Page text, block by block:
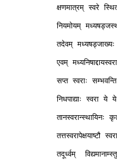
क्षणमात्रम् स्वरे
नियमोयम्
तदेवम् मध्यषड्जाख्यः
एवम्
सप्त स्वराः सम्भवन्ति
निधपाद्याः स्वरा ये
तानस्वरान्स्थायिनः कृत्व
तत्तस्वरापेक्षयाष्टौ
तदूर्ध्वम्  विद्यमानाम्स्तु